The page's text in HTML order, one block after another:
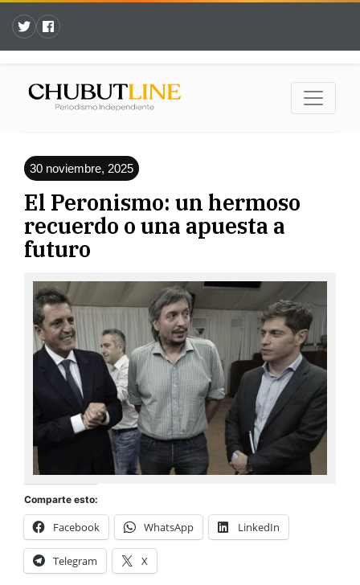
30 noviembre, 2025
El Peronismo: un hermoso
recuerdo o una apuesta a
futuro
Comparte esto:
Facebook WhatsApp LinkedIn
Telegram X